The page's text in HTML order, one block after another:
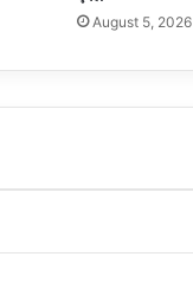
August 5, 2026